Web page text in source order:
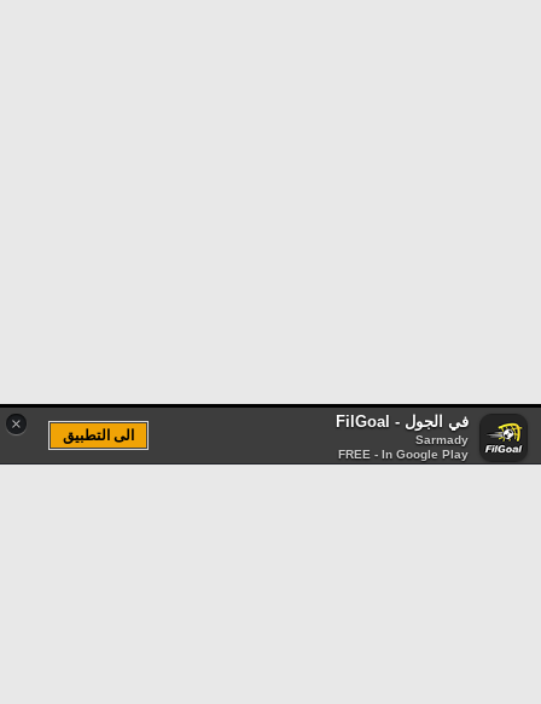
× في الجول - FilGoal
Sarmady
FREE - In Google Play
الى التطبيق